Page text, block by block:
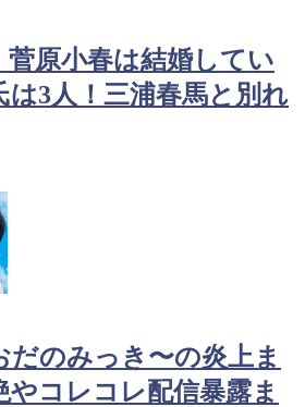
菅原小春は結婚してい
は3人！三浦春馬と別れ
だのみっき〜の炎上ま
やコレコレ配信暴露ま